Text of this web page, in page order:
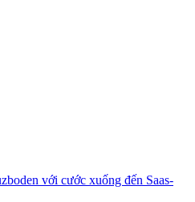
với cước xuống đến Saas-